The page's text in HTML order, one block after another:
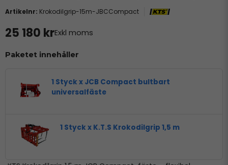
Krokodilgrip-15m-JBCCompact
25 180 krExkl moms
Paketet innehåller
1 Styck x JCB Compact bultbart
universalfäste
1 Styck x K.T.S Krokodilgrip 1,5 m